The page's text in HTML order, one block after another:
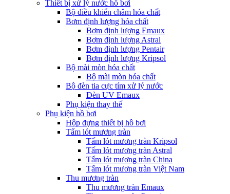
Thiết bị xử lý nước hồ bơi
Bộ điều khiển châm hóa chất
Bơm định lượng hóa chất
Bơm định lượng Emaux
Bơm định lượng Astral
Bơm định lượng Pentair
Bơm định lượng Kripsol
Bộ mài mòn hóa chất
Bộ mài mòn hóa chất
Bộ đèn tia cực tím xử lý nước
Đèn UV Emaux
Phụ kiện thay thế
Phụ kiện hồ bơi
Hộp đựng thiết bị hồ bơi
Tấm lót mương tràn
Tấm lót mương tràn Kripsol
Tấm lót mương tràn Astral
Tấm lót mương tràn China
Tấm lót mương tràn Việt Nam
Thu mương tràn
Thu mương tràn Emaux